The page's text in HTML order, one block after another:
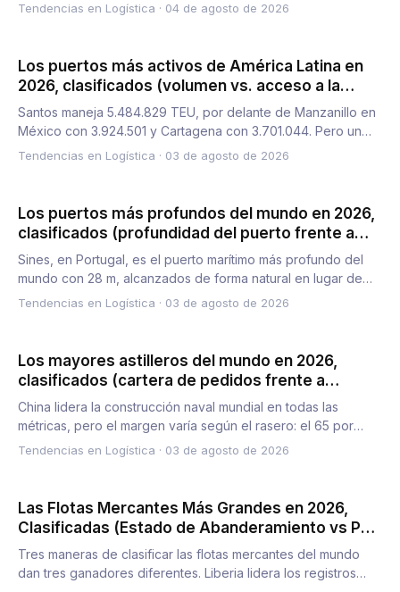
Tendencias en Logística · 04 de agosto de 2026
Los puertos más activos de América Latina en
2026, clasificados (volumen vs. acceso a la
puerta de enlace)
Santos maneja 5.484.829 TEU, por delante de Manzanillo en
México con 3.924.501 y Cartagena con 3.701.044. Pero un
centro…
Tendencias en Logística · 03 de agosto de 2026
Los puertos más profundos del mundo en 2026,
clasificados (profundidad del puerto frente a
calado de ruta)
Sines, en Portugal, es el puerto marítimo más profundo del
mundo con 28 m, alcanzados de forma natural en lugar de
media…
Tendencias en Logística · 03 de agosto de 2026
Los mayores astilleros del mundo en 2026,
clasificados (cartera de pedidos frente a
nuevos pedidos frente a tonelaje de peso
muerto)
China lidera la construcción naval mundial en todas las
métricas, pero el margen varía según el rasero: el 65 por
ciento…
Tendencias en Logística · 03 de agosto de 2026
Las Flotas Mercantes Más Grandes en 2026,
Clasificadas (Estado de Abanderamiento vs País
Propietario vs Valor de la Flota)
Tres maneras de clasificar las flotas mercantes del mundo
dan tres ganadores diferentes. Liberia lidera los registros